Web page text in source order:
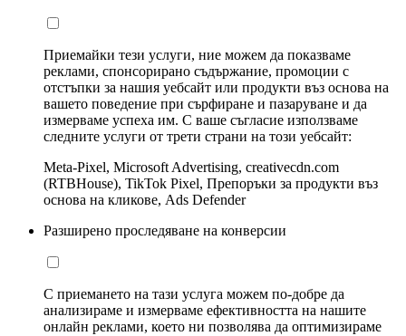
Приемайки тези услуги, ние можем да показваме
реклами, спонсорирано съдържание, промоции с
отстъпки за нашия уебсайт или продукти въз основа на
вашето поведение при сърфиране и пазаруване и да
измерваме успеха им. С ваше съгласие използваме
следните услуги от трети страни на този уебсайт:
Meta-Pixel, Microsoft Advertising, creativecdn.com
(RTBHouse), TikTok Pixel, Препоръки за продукти въз
основа на кликове, Ads Defender
Разширено проследяване на конверсии
С приемането на тази услуга можем по-добре да
анализираме и измерваме ефективността на нашите
онлайн реклами, което ни позволява да оптимизираме